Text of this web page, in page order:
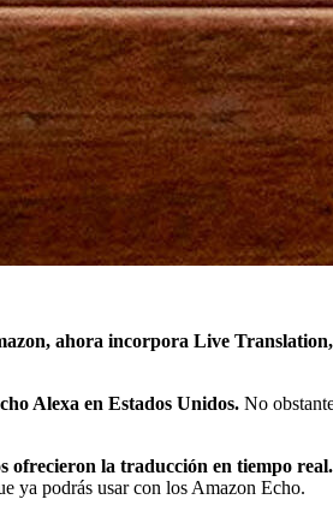
ahora incorpora Live
Alexa en Estados Unidos. No
ofrecieron la traducción en tiempo real.
ya podrás usar con los Amazon Echo.